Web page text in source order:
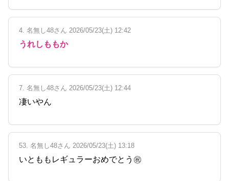
4. 名無し48さん 2026/05/23(土) 12:42
うれしももか
7. 名無し48さん 2026/05/23(土) 12:44
凄いやん
53. 名無し48さん 2026/05/23(土) 13:18
いとももレギュラーおめでとう㊗